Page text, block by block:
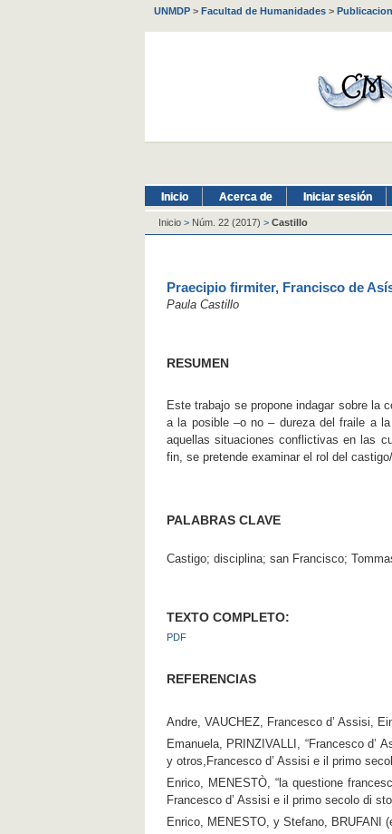
UNMDP > Facultad de Humanidades >
Inicio Acerca de Iniciar sesión
Inicio > Núm. 22 (2017) > Castillo
Praecipio firmiter, Francisco de
Paula Castillo
RESUMEN
Este trabajo se propone indagar sobre la
a la posible –o no – dureza del fraile a
aquellas situaciones conflictivas en las
fin, se pretende examinar el rol del
PALABRAS CLAVE
Castigo; disciplina; san Francisco;
TEXTO COMPLETO:
PDF
REFERENCIAS
Andre, VAUCHEZ, Francesco d’ Assisi,
Emanuela, PRINZIVALLI, “Francesco d’
y otros,Francesco d’ Assisi e il primo
Enrico, MENESTÒ, “la questione
Francesco d’ Assisi e il primo secolo di
Enrico, MENESTO, y Stefano, BRUFANI